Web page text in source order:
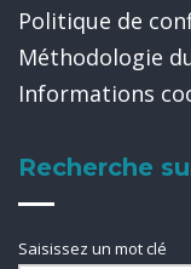
Politique de
Méthodologie
Informations
Recherche
Saisissez un mot clé